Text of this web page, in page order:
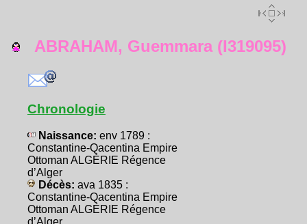
ABRAHAM, Guemmara (I319095)
Chronologie
Naissance: env 1789 :
Constantine-Qacentina Empire
Ottoman ALGÉRIE Régence
d’Alger
Décès: ava 1835 :
Constantine-Qacentina Empire
Ottoman ALGÉRIE Régence
d’Alger